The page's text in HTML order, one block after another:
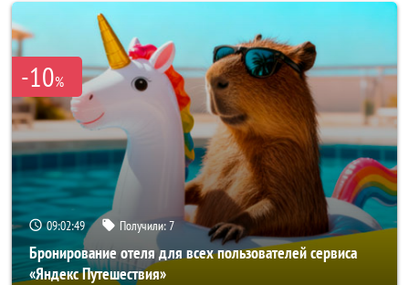
-10%
09:02:47 Получили:7
Бронирование отеля для всех пользователей сервиса
«Яндекс Путешествия»